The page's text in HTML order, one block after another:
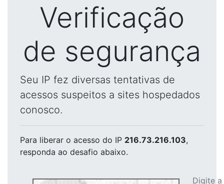
Verificação
de segurança
Seu IP fez diversas tentativas de
acessos suspeitos a sites hospedados
conosco.
Para liberar o acesso do IP 216.73.216.103,
responda ao desafio abaixo.
Digite